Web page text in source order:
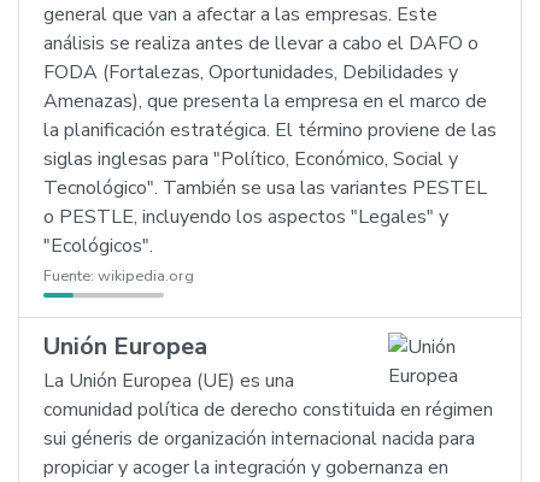
general que van a afectar a las empresas. Este
análisis se realiza antes de llevar a cabo el DAFO o
FODA (Fortalezas, Oportunidades, Debilidades y
Amenazas), que presenta la empresa en el marco de
la planificación estratégica. El término proviene de las
siglas inglesas para "Político, Económico, Social y
Tecnológico". También se usa las variantes PESTEL
o PESTLE, incluyendo los aspectos "Legales" y
"Ecológicos".
Fuente: wikipedia.org
Unión Europea
La Unión Europea (UE) es una
comunidad política de derecho constituida en régimen
sui géneris de organización internacional nacida para
propiciar y acoger la integración y gobernanza en